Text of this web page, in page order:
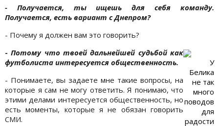
- Получается, ты ищешь для себя команду.
Получается, есть вариант с Днепром?
- Почему я должен вам это говорить?
У
Белика
не так
много
поводов
для
радости
- Потому что твоей дальнейшей судьбой как
футболиста интересуется общественность.
- Понимаете, вы задаете мне такие вопросы, на
которые я сам не могу ответить. Я понимаю, что
этими делами интересуется общественность, но
есть моменты, которые я не обязан говорить
СМИ.